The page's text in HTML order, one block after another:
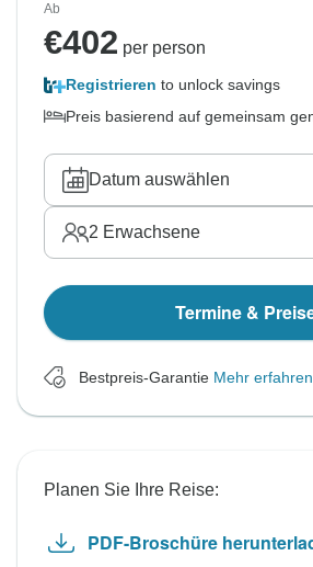
Ab
€402 per person
Registrieren to unlock savings
Preis basierend auf gemeinsam
Datum auswählen
2 Erwachsene
Termine &
Bestpreis-Garantie Mehr erfahren
Planen Sie Ihre Reise:
PDF-Broschüre